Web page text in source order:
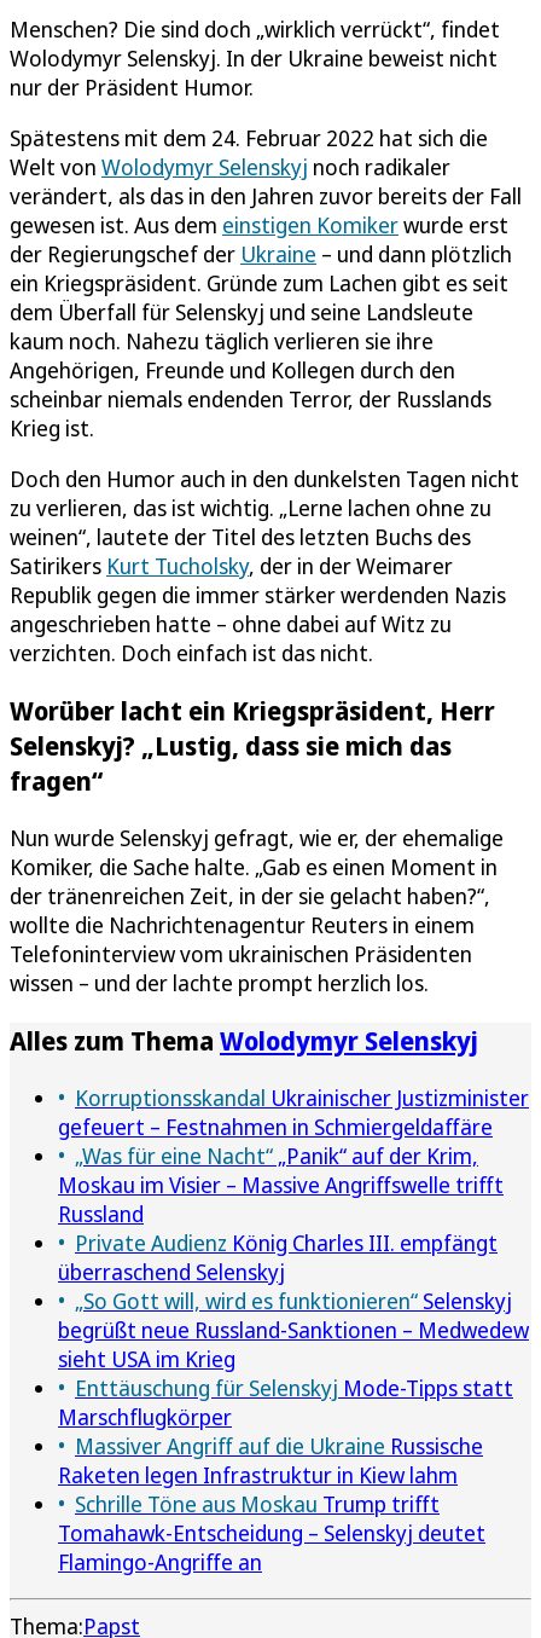
Menschen? Die sind doch „wirklich verrückt“, findet
Wolodymyr Selenskyj. In der Ukraine beweist nicht
nur der Präsident Humor.
Spätestens mit dem 24. Februar 2022 hat sich die
Welt von Wolodymyr Selenskyj noch radikaler
verändert, als das in den Jahren zuvor bereits der Fall
gewesen ist. Aus dem einstigen Komikerwurde erst
der Regierungschef der Ukraine – und dann plötzlich
ein Kriegspräsident. Gründe zum Lachen gibt es seit
dem Überfall für Selenskyj und seine Landsleute
kaum noch. Nahezu täglich verlieren sie ihre
Angehörigen, Freunde und Kollegen durch den
scheinbar niemals endenden Terror, der Russlands
Krieg ist.
Doch den Humor auch in den dunkelsten Tagen nicht
zu verlieren, das ist wichtig. „Lerne lachen ohne zu
weinen“, lautete der Titel des letzten Buchs des
Satirikers Kurt Tucholsky, der in der Weimarer
Republik gegen die immer stärker werdenden Nazis
angeschrieben hatte – ohne dabei auf Witz zu
verzichten. Doch einfach ist das nicht.
Worüber lacht ein Kriegspräsident, Herr
Selenskyj? „Lustig, dass sie mich das
fragen“
Nun wurde Selenskyj gefragt, wie er, der ehemalige
Komiker, die Sache halte. „Gab es einen Moment in
der tränenreichen Zeit, in der sie gelacht haben?“,
wollte die Nachrichtenagentur Reuters in einem
Telefoninterview vom ukrainischen Präsidenten
wissen – und der lachte prompt herzlich los.
Alles zum Thema Wolodymyr Selenskyj
Korruptionsskandal Ukrainischer Justizminister
gefeuert – Festnahmen in Schmiergeldaffäre
„Was für eine Nacht“ „Panik“ auf der Krim,
Moskau im Visier – Massive Angriffswelle trifft
Russland
Private Audienz König Charles III. empfängt
überraschend Selenskyj
„So Gott will, wird es funktionieren“ Selenskyj
begrüßt neue Russland-Sanktionen – Medwedew
sieht USA im Krieg
Enttäuschung für Selenskyj Mode-Tipps statt
Marschflugkörper
Massiver Angriff auf die Ukraine Russische
Raketen legen Infrastruktur in Kiew lahm
Schrille Töne aus Moskau Trump trifft
Tomahawk-Entscheidung – Selenskyj deutet
Flamingo-Angriffe an
Thema:Papst